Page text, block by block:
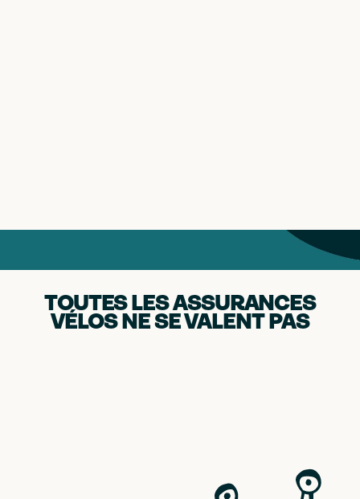
TOUTES LES ASSURANCES
VÉLOS NE SE VALENT PAS